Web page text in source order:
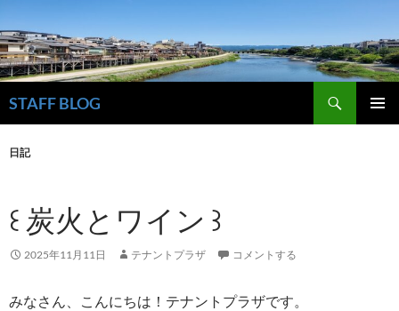
STAFF BLOG
索
テ
へ
ス
キ
日記
꒰ 炭火とワイン ꒱
2025年11月11日 テナントプラザ コメントする
みなさん、こんにちは！テナントプラザです。